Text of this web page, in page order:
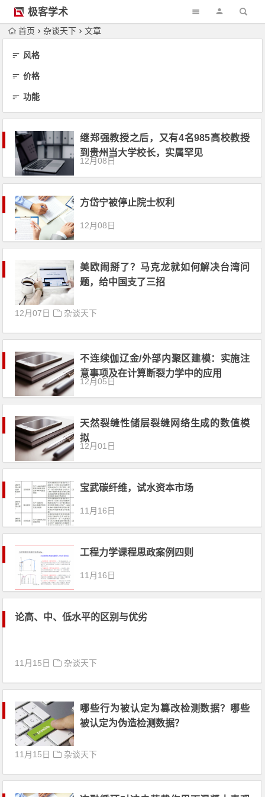
极客学术
首页 杂谈天下 文章
风格
价格
功能
继郑强教授之后，又有4名985高校教授
到贵州当大学校长，实属罕见
12月08日
方岱宁被停止院士权利
12月08日
美欧闹掰了？马克龙就如何解决台湾问
题，给中国支了三招
12月07日 杂谈天下
不连续伽辽金/外部内聚区建模：实施注
意事项及在计算断裂力学中的应用
12月05日
天然裂缝性储层裂缝网络生成的数值模
拟
12月01日
宝武碳纤维，试水资本市场
11月16日
工程力学课程思政案例四则
11月16日
论高、中、低水平的区别与优劣
11月15日 杂谈天下
哪些行为被认定为篡改检测数据？哪些
被认定为伪造检测数据？
11月15日 杂谈天下